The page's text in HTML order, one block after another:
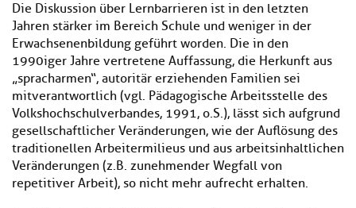
Die Diskussion über Lernbarrieren ist in den letzten
Jahren stärker im Bereich Schule und weniger in der
Erwachsenenbildung geführt worden. Die in den
1990iger Jahre vertretene Auffassung, die Herkunft aus
„spracharmen“, autoritär erziehenden Familien sei
mitverantwortlich (vgl. Pädagogische Arbeitsstelle des
Volkshochschulverbandes, 1991, o.S.), lässt sich aufgrund
gesellschaftlicher Veränderungen, wie der Auflösung des
traditionellen Arbeitermilieus und aus arbeitsinhaltlichen
Veränderungen (z.B. zunehmender Wegfall von
repetitiver Arbeit), so nicht mehr aufrecht erhalten.